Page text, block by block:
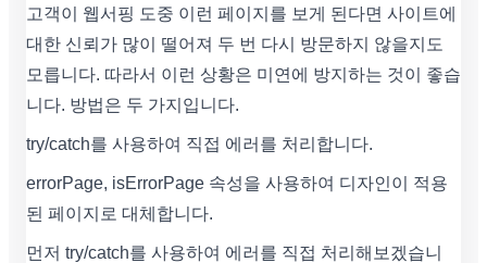
고객이 웹서핑 도중 이런 페이지를 보게 된다면 사이트에
대한 신뢰가 많이 떨어져 두 번 다시 방문하지 않을지도
모릅니다. 따라서 이런 상황은 미연에 방지하는 것이 좋습
니다. 방법은 두 가지입니다.
try/catch를 사용하여 직접 에러를 처리합니다.
errorPage, isErrorPage 속성을 사용하여 디자인이 적용
된 페이지로 대체합니다.
먼저 try/catch를 사용하여 에러를 직접 처리해보겠습니